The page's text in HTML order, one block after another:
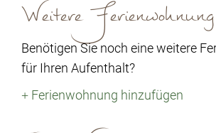
Weitere Ferienwohnung
Benötigen Sie noch eine weitere
für Ihren Aufenthalt?
+ Ferienwohnung hinzufügen